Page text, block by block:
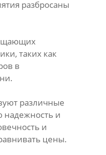
разбросаны
таких как
в
различные
надежность и
и
цены.